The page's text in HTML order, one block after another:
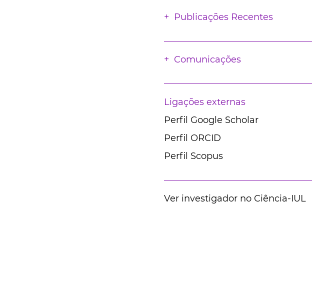
Publicações Recentes
Comunicações
Ligações externas
Perfil Google Scholar
Perfil ORCID
Perfil Scopus
Ver investigador no Ciência-IUL